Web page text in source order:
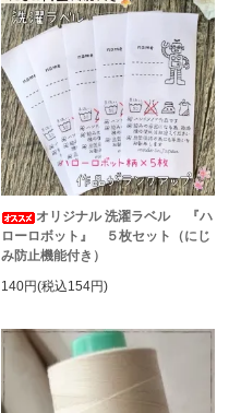
オリジナル 洗濯ラベル 『ハ
ローロボット』 ５枚セット（にじ
み防止機能付き）
140円(税込154円)